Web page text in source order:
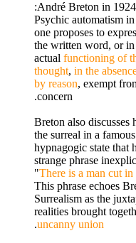
André Breton in
Psychic automatism
one proposes to
the written word, or
actual functioning of
thought, in the
by reason, exempt
concern.
Breton also
the surreal in a
hypnagogic state that
strange phrase
"There is a man cut
This phrase echoes
Surrealism as the
realities brought
uncanny union
.